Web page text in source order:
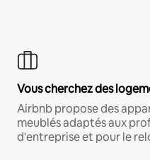
Vous cherchez des
Airbnb propose des
meublés adaptés aux
d'entreprise et pour le